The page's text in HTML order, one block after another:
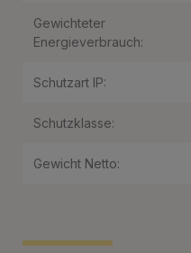
Gewichteter
Energieverbrauch:
Schutzart IP:
Schutzklasse:
Gewicht Netto: